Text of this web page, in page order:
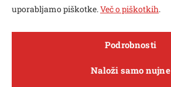
Open toolbar
uporabljamo piškotke.Več o piškotkih.
Podrobnosti
Naloži samo nujne